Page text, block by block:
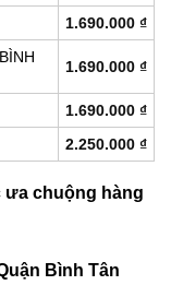
1.690.000 ₫
1.690.000 ₫
1.690.000 ₫
2.250.000 ₫
ưa chuộng hàng
Bình Tân